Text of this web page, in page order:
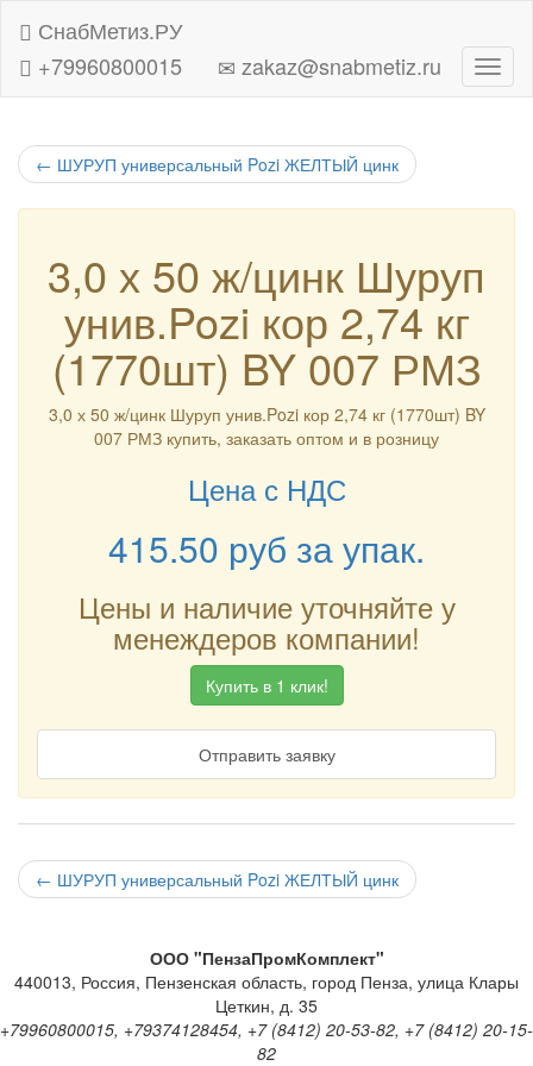
СнабМетиз.РУ
+79960800015
zakaz@snabmetiz.ru
← ШУРУП универсальный Pozi ЖЕЛТЫЙ цинк
3,0 х 50 ж/цинк Шуруп
унив.Pozi кор 2,74 кг
(1770шт) BY 007 РМЗ
3,0 х 50 ж/цинк Шуруп унив.Pozi кор 2,74 кг (1770шт) BY
007 РМЗ купить, заказать оптом и в розницу
Цена с НДС
415.50 руб за упак.
Цены и наличие уточняйте у
менеждеров компании!
Купить в 1 клик!
Отправить заявку
← ШУРУП универсальный Pozi ЖЕЛТЫЙ цинк
ООО "ПензаПромКомплект"
440013, Россия, Пензенская область, город Пенза, улица Клары
Цеткин, д. 35
+79960800015, +79374128454, +7 (8412) 20-53-82, +7 (8412) 20-15-
82